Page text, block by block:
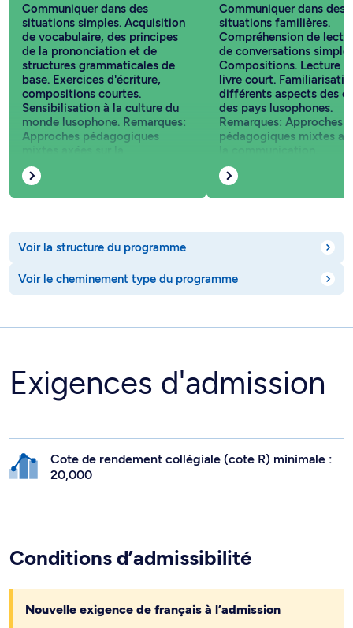
Communiquer dans des
situations simples. Acquisition
de vocabulaire, des principes
de la prononciation et de
structures grammaticales de
base. Exercices d'écriture,
compositions courtes.
Sensibilisation à la culture du
monde lusophone. Remarques:
Approches pédagogiques
mixtes axées sur la
communication.
Communiquer dans des
situations familières.
Compréhension de
de conversations
Compositions. Lecture
livre court.
différents aspects des
des pays lusophones.
Remarques: Approches
pédagogiques mixtes
la communication.
Voir la structure du programme
Voir le cheminement type du programme
Exigences d'admission
Cote de rendement collégiale (cote R) minimale :
20,000
Conditions d’admissibilité
Nouvelle exigence de français à l’admission